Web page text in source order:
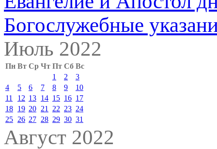
Богослужебные
Июль 2022
Пн Вт Ср Чт Пт Сб Вс
1
2
3
4
5 6 7 8 9
10
11
12 13 14 15 16 17
18 19 20 21 22 23 24
25 26 27 28 29 30 31
Август 2022